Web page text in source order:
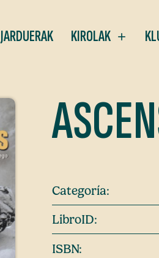
JARDUERAK KIROLAK
Categoría:
LibroID:
ISBN: